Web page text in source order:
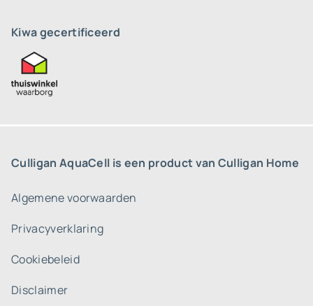
Kiwa gecertificeerd
Culligan AquaCell is een product van Culligan Home
Algemene voorwaarden
Privacyverklaring
Cookiebeleid
Disclaimer